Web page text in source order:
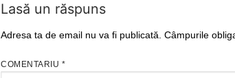
Lasă un răspuns
Adresa ta de email nu va fi publicată. Câmpurile
COMENTARIU *